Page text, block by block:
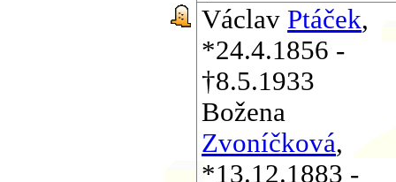
Václav Ptáček,
*24.4.1856 -
†8.5.1933
Božena
Zvoníčková,
*13.12.1883 -